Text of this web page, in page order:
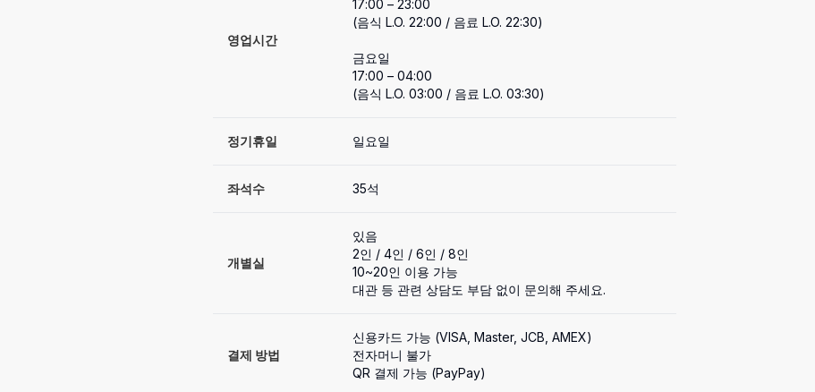
영업시간
17:00 – 23:00
(음식 L.O. 22:00 / 음료 L.O. 22:30)
금요일
17:00 – 04:00
(음식 L.O. 03:00 / 음료 L.O. 03:30)
정기휴일 일요일
좌석수 35석
개별실
있음
2인 / 4인 / 6인 / 8인
10~20인 이용 가능
대관 등 관련 상담도 부담 없이 문의해 주세요.
결제 방법
신용카드 가능 (VISA, Master, JCB, AMEX)
전자머니 불가
QR 결제 가능 (PayPay)